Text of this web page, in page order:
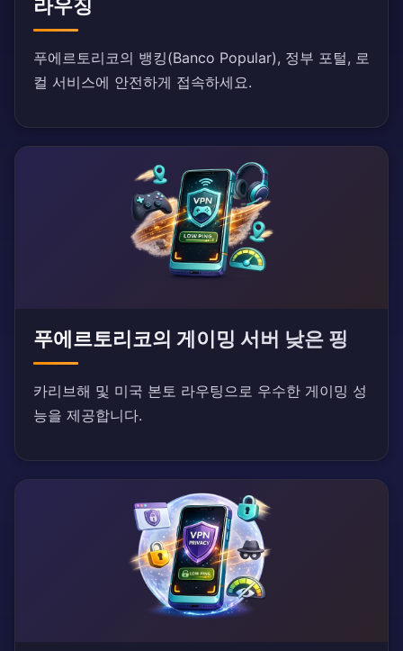
라우징
푸에르토리코의 뱅킹(Banco Popular), 정부 포털, 로
컬 서비스에 안전하게 접속하세요.
푸에르토리코의 게이밍 서버 낮은 핑
카리브해 및 미국 본토 라우팅으로 우수한 게이밍 성
능을 제공합니다.